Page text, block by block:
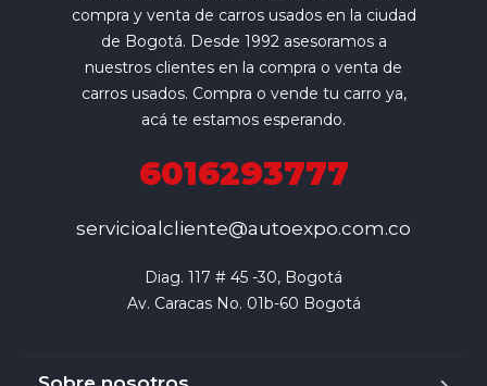
compra y venta de carros usados en la ciudad
de Bogotá. Desde 1992 asesoramos a
nuestros clientes en la compra o venta de
carros usados. Compra o vende tu carro ya,
acá te estamos esperando.
6016293777
servicioalcliente@autoexpo.com.co
Diag. 117 # 45 -30, Bogotá
Av. Caracas No. 01b-60 Bogotá